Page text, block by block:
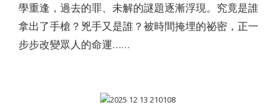
學重逢，過去的罪、未解的謎題逐漸浮現。究竟是誰
拿出了手槍？兇手又是誰？被時間掩埋的祕密，正一
步步改變眾人的命運……